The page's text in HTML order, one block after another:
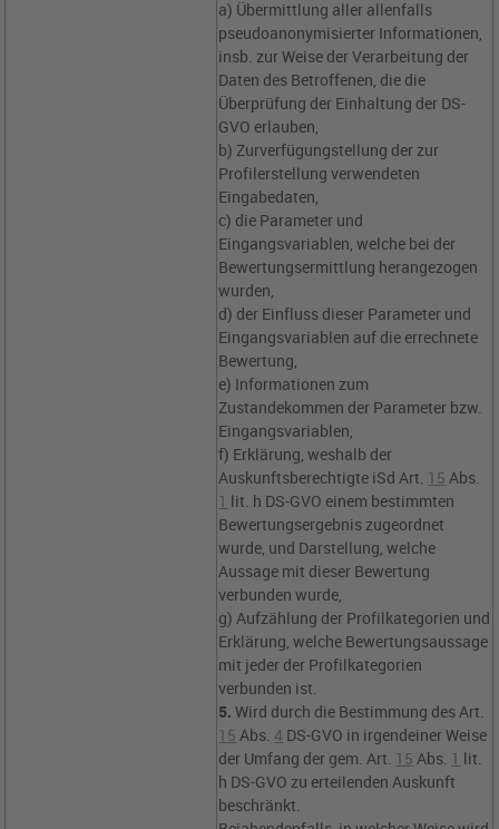
a) Übermittlung aller allenfalls
pseudoanonymisierter Informationen,
insb. zur Weise der Verarbeitung der
Daten des Betroffenen, die die
Überprüfung der Einhaltung der DS-
GVO erlauben,
b) Zurverfügungstellung der zur
Profilerstellung verwendeten
Eingabedaten,
c) die Parameter und
Eingangsvariablen, welche bei der
Bewertungsermittlung herangezogen
wurden,
d) der Einfluss dieser Parameter und
Eingangsvariablen auf die errechnete
Bewertung,
e) Informationen zum
Zustandekommen der Parameter bzw.
Eingangsvariablen,
f) Erklärung, weshalb der
Auskunftsberechtigte iSdArt. 15 Abs.
1 lit. h DS-GVO einem bestimmten
Bewertungsergebnis zugeordnet
wurde, und Darstellung, welche
Aussage mit dieser Bewertung
verbunden wurde,
g) Aufzählung der Profilkategorien und
Erklärung, welche Bewertungsaussage
mit jeder der Profilkategorien
verbunden ist.
5. Wird durch die Bestimmung desArt.
15 Abs. 4 DS-GVO in irgendeiner Weise
der Umfang der gem.Art. 15 Abs. 1 lit.
h DS-GVO zu erteilenden Auskunft
beschränkt.